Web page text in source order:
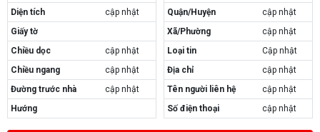
Diện tích
cập nhật
Giấy tờ
Chiều dọc
cập nhật
Chiều ngang
cập nhật
Đường trước nhà
cập nhật
Hướng
Quận/Huyện
cập nhật
Xã/Phường
cập nhật
Loại tin
Cập nhật
Địa chỉ
cập nhật
Tên người liên hệ
cập nhật
Số điện thoại
cập nhật